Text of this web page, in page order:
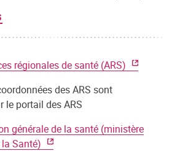
régionales de santé (ARS)
des ARS sont
le portail des ARS
générale de la santé (ministère
Santé)